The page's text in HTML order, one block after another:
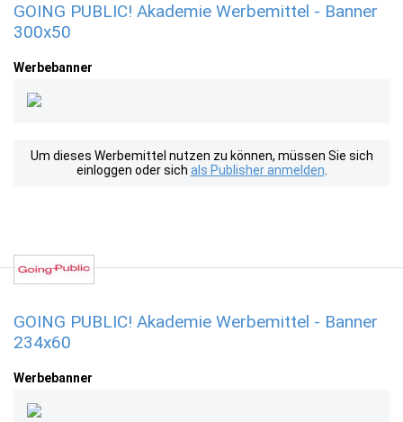
GOING PUBLIC! Akademie Werbemittel - Banner
300x50
Werbebanner
Um dieses Werbemittel nutzen zu können, müssen Sie sich
einloggen oder sich als Publisher anmelden
GOING PUBLIC! Akademie Werbemittel - Banner
234x60
Werbebanner